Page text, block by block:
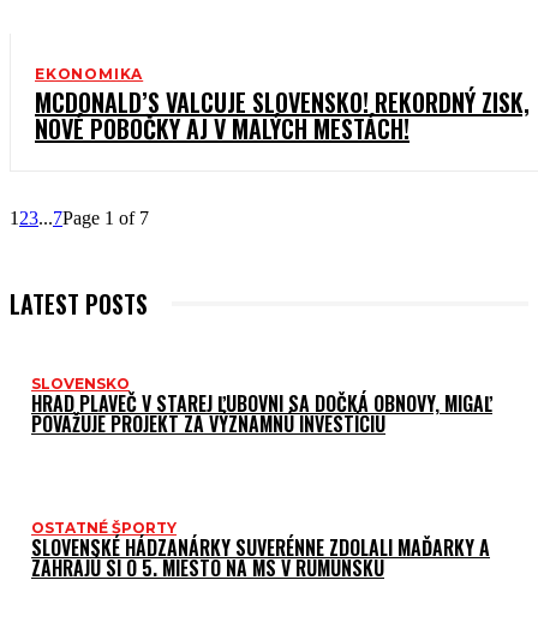
EKONOMIKA
MCDONALD’S VALCUJE SLOVENSKO! REKORDNÝ ZISK,
NOVÉ POBOČKY AJ V MALÝCH MESTÁCH!
1 23...7Page 1 of 7
LATEST POSTS
SLOVENSKO
HRAD PLAVEČ V STAREJ ĽUBOVNI SA DOČKÁ OBNOVY, MIGAĽ
POVAŽUJE PROJEKT ZA VÝZNAMNÚ INVESTÍCIU
OSTATNÉ ŠPORTY
SLOVENSKÉ HÁDZANÁRKY SUVERÉNNE ZDOLALI MAĎARKY A
ZAHRAJÚ SI O 5. MIESTO NA MS V RUMUNSKU